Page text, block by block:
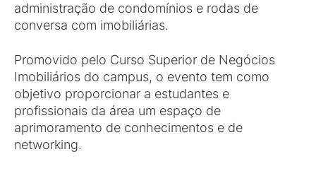
administração de condomínios e rodas de
conversa com imobiliárias.
Promovido pelo Curso Superior de Negócios
Imobiliários do campus, o evento tem como
objetivo proporcionar a estudantes e
profissionais da área um espaço de
aprimoramento de conhecimentos e de
networking.